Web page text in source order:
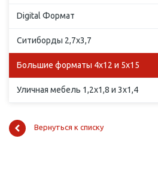
Digital Формат
Ситиборды 2,7х3,7
Большие форматы 4х12 и 5х15
Уличная мебель 1,2х1,8 и 3х1,4
Вернуться к списку